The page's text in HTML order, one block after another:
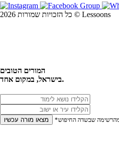
כל הזכויות שמורות 2026 © Lessoons
המורים הטובים
בישראל, במקום אחד.
מצאו מורה עכשיו מהרשימה שבשדה החיפוש